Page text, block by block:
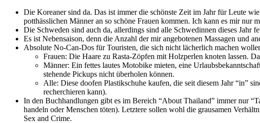
Die Koreaner sind da. Das ist immer die schönste Zeit im Jahr für Leute
potthässlichen Männer an so schöne Frauen kommen. Ich kann es mir nur
Die Schweden sind auch da, allerdings sind alle Schwedinnen dieses Jahr
Es ist Nebensaison, denn die Anzahl der mir angebotenen Massagen und
Absolute No-Can-Dos für Touristen, die sich nicht lächerlich machen
Frauen: Die Haare zu Rasta-Zöpfen mit Holzperlen knoten lassen.
Männer: Ein fettes lautes Motobike mieten, eine
stehende Pickups nicht überholen können.
Alle: Diese doofen Plastikschuhe kaufen, die seit diesem Jahr “in”
recherchieren kann).
In den Buchhandlungen gibt es im Bereich “About Thailand” immer nur
handeln oder Menschen töten). Letztere sollen wohl die grausamen
Sex and Crime.